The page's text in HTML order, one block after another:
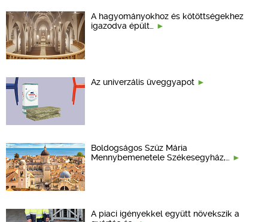
A hagyományokhoz és kötöttségekhez
igazodva épült…
Az univerzális üveggyapot
Boldogságos Szűz Mária
Mennybemenetele Székesegyház,…
A piaci igényekkel együtt növekszik a